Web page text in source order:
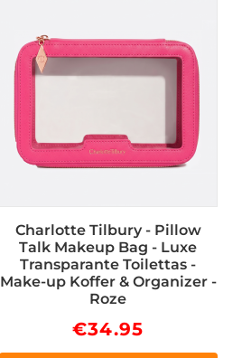
Charlotte Tilbury - Pillow
Talk Makeup Bag - Luxe
Transparante Toilettas -
Make-up Koffer & Organizer -
Roze
€34.95